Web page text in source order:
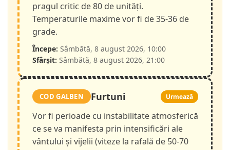
pragul critic de 80 de unități.
Temperaturile maxime vor fi de 35-36 de
grade.
Începe: Sâmbătă, 8 august 2026, 10:00
Sfârșit: Sâmbătă, 8 august 2026, 21:00
COD GALBEN Furtuni Urmează
Vor fi perioade cu instabilitate atmosferică
ce se va manifesta prin intensificări ale
vântului și vijelii (viteze la rafală de 50-70